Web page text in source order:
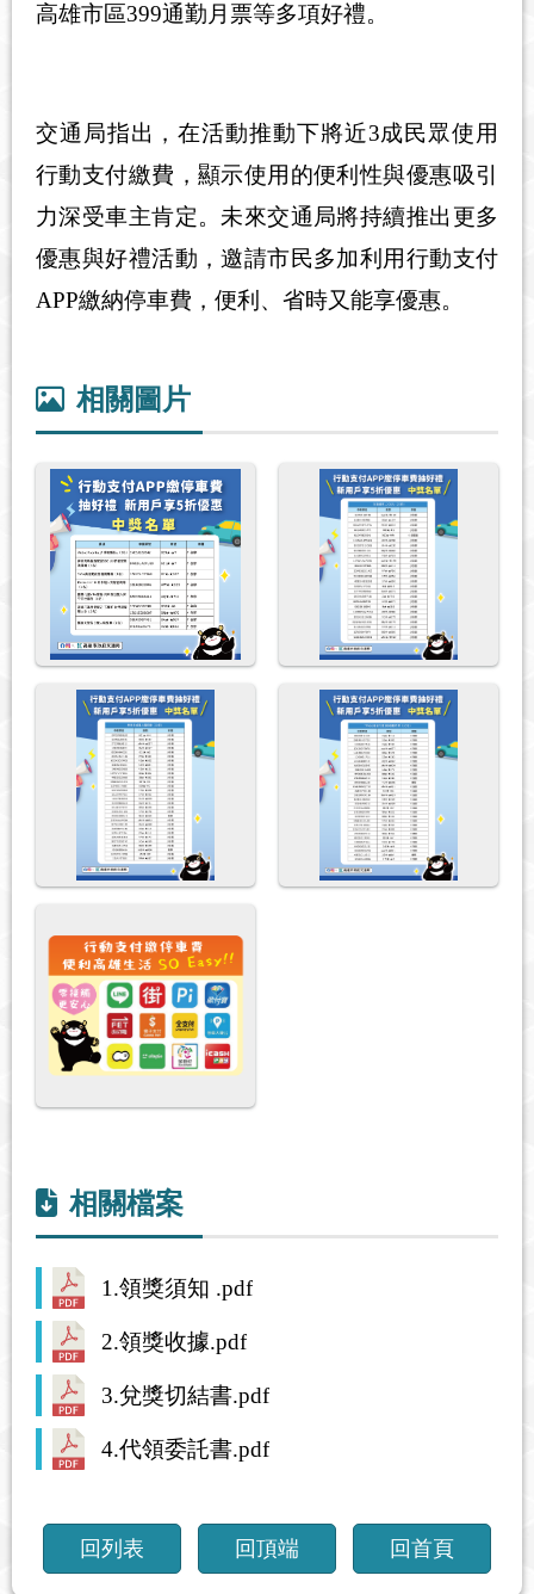
高雄市區399通勤月票等多項好禮。
交通局指出，在活動推動下將近3成民眾使用
行動支付繳費，顯示使用的便利性與優惠吸引
力深受車主肯定。未來交通局將持續推出更多
優惠與好禮活動，邀請市民多加利用行動支付
APP繳納停車費，便利、省時又能享優惠。
相關圖片
相關檔案
1.領獎須知 .pdf
2.領獎收據.pdf
3.兌獎切結書.pdf
4.代領委託書.pdf
回列表 回頂端 回首頁